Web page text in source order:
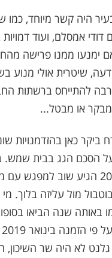
היה קשר מיוחד,
אמסלם, ועוד
ימנעו ממנו פרישה
שיטרית אולי מנוע
להתייחס ברשתות
מבקר או מבטל...
הסכם הגג בבית שמש.
מול עליזה בלוך.
באותה שנה הביאו
לא היה שר